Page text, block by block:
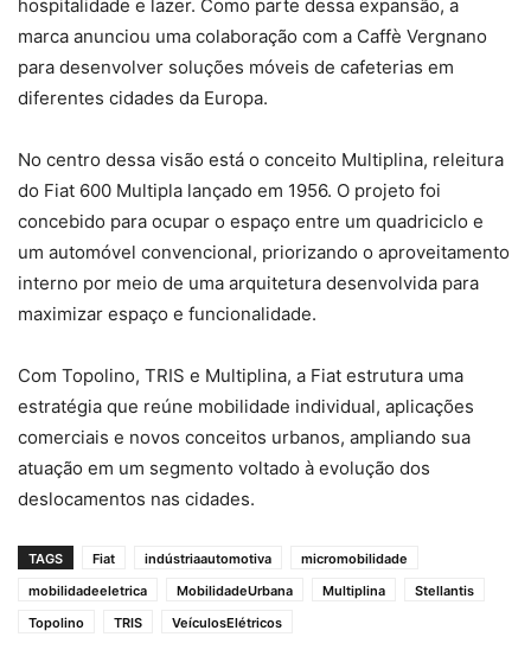
hospitalidade e lazer. Como parte dessa expansão, a
marca anunciou uma colaboração com a Caffè Vergnano
para desenvolver soluções móveis de cafeterias em
diferentes cidades da Europa.
No centro dessa visão está o conceito Multiplina, releitura
do Fiat 600 Multipla lançado em 1956. O projeto foi
concebido para ocupar o espaço entre um quadriciclo e
um automóvel convencional, priorizando o aproveitamento
interno por meio de uma arquitetura desenvolvida para
maximizar espaço e funcionalidade.
Com Topolino, TRIS e Multiplina, a Fiat estrutura uma
estratégia que reúne mobilidade individual, aplicações
comerciais e novos conceitos urbanos, ampliando sua
atuação em um segmento voltado à evolução dos
deslocamentos nas cidades.
TAGS Fiat indústriaautomotiva
micromobilidade
mobilidadeeletrica
MobilidadeUrbana Multiplina
Stellantis
Topolino
TRIS VeículosElétricos